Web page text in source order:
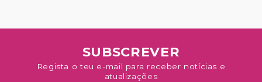
SUBSCREVER
Regista o teu e-mail para receber notícias e
atualizações